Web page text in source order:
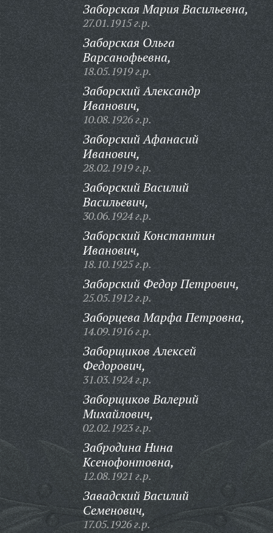
Заборская Мария Васильевна,
27.01.1915 г.р.
Заборская Ольга
Варсанофьевна,
18.05.1919 г.р.
Заборский Александр
Иванович,
10.08.1926 г.р.
Заборский Афанасий
Иванович,
28.02.1919 г.р.
Заборский Василий
Васильевич,
30.06.1924 г.р.
Заборский Константин
Иванович,
18.10.1925 г.р.
Заборский Федор Петрович,
25.05.1912 г.р.
Заборцева Марфа Петровна,
14.09.1916 г.р.
Заборщиков Алексей
Федорович,
31.03.1924 г.р.
Заборщиков Валерий
Михайлович,
02.02.1923 г.р.
Забродина Нина
Ксенофонтовна,
12.08.1921 г.р.
Завадский Василий
Семенович,
17.05.1926 г.р.